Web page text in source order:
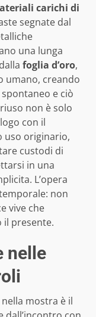
carichi di
segnate dal
una lunga
foglia d’oro,
umano, creando
e ciò
non è solo
con il
uso originario,
custodi di
in una
L’opera
non
vive che
il presente.
nelle
mostra è il